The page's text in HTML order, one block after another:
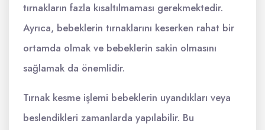
tırnakların fazla kısaltılmaması gerekmektedir.
Ayrıca, bebeklerin tırnaklarını keserken rahat bir
ortamda olmak ve bebeklerin sakin olmasını
sağlamak da önemlidir.
Tırnak kesme işlemi bebeklerin uyandıkları veya
beslendikleri zamanlarda yapılabilir. Bu